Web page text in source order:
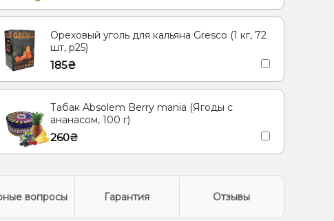
Ореховый уголь для кальяна Gresco (1 кг, 72
шт, р25)
185₴
Табак Absolem Berry mania (Ягоды с
ананасом, 100 г)
260₴
вопросы Гарантия Отзывы